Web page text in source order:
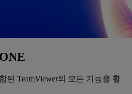
된 TeamViewer의 모든 기능을 활